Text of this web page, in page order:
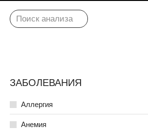
Search:
ЗАБОЛЕВАНИЯ
Аллергия
Анемия